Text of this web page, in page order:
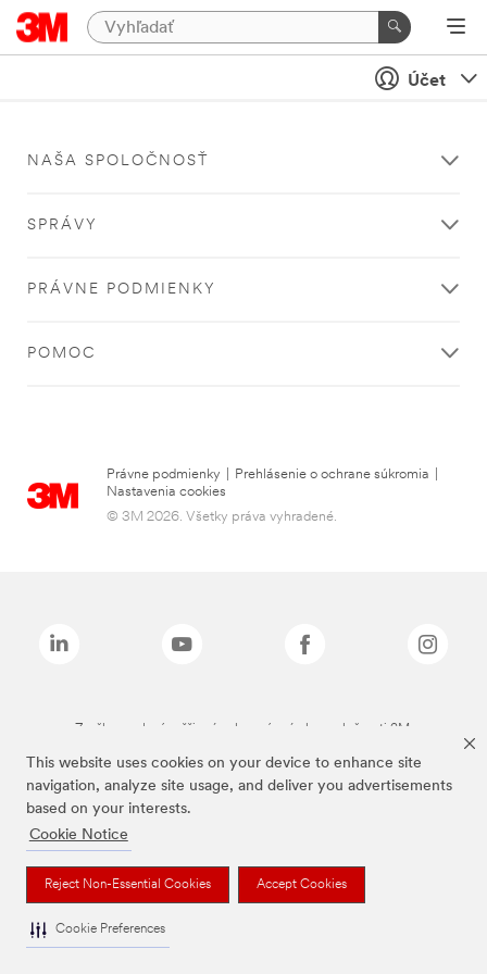
This website uses cookies on your device to enhance site
navigation, analyze site usage, and deliver you advertisements
based on your interests.
Cookie Notice
Reject Non-Essential Cookies Accept Cookies
Cookie Preferences
Účet
NAŠA SPOLOČNOSŤ
SPRÁVY
PRÁVNE PODMIENKY
POMOC
Právne podmienky Prehlásenie o ochrane súkromia
Nastavenia cookies
© 3M 2026. Všetky práva vyhradené.
Značky uvedené vyššie sú ochranné známky spoločnosti 3M.